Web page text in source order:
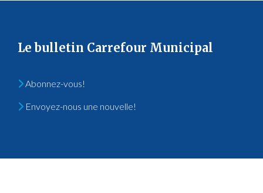
Le bulletin Carrefour Municipal
Abonnez-vous!
Envoyez-nous une nouvelle!